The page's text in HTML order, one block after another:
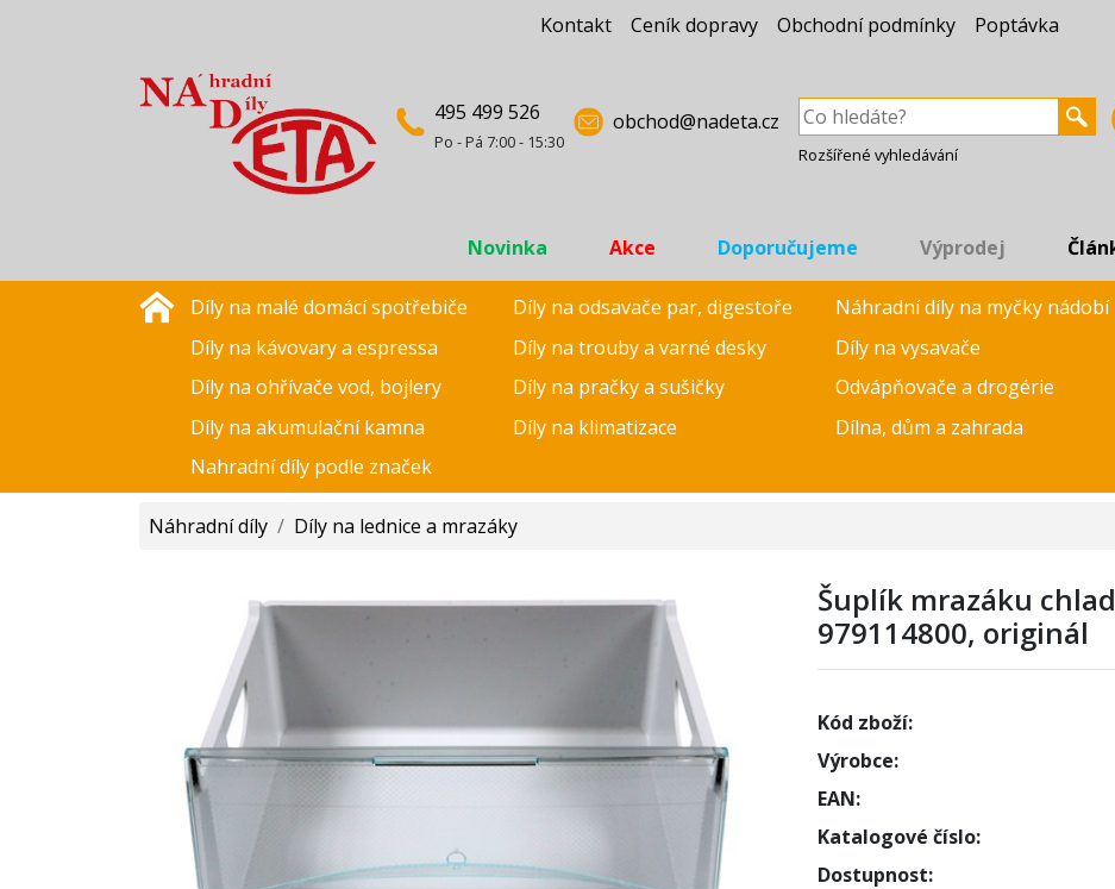
Kontakt Ceník dopravy Obchodní podmínky Poptávka
495 499 526
Po - Pá 7:00 - 15:30
obchod@nadeta.cz
Rozšířené vyhledávání
Novinka Akce Doporučujeme Výprodej
Díly na malé domácí spotřebiče Díly na odsavače par, digestoře Náhradní díly na myčky nádobí
Díly na kávovary a espressa
Díly na trouby a varné desky Díly na vysavače
Díly na ohřívače vod, bojlery
Díly na pračky a sušičky Odvápňovače a drogérie
Díly na akumulační kamna
Díly na klimatizace Dílna, dům a zahrada
Nahradní díly podle značek
Náhradní díly / Díly na lednice a mrazáky
Šuplík mrazáku
979114800, originál
Kód zboží:
Výrobce:
EAN:
Katalogové číslo:
Dostupnost: